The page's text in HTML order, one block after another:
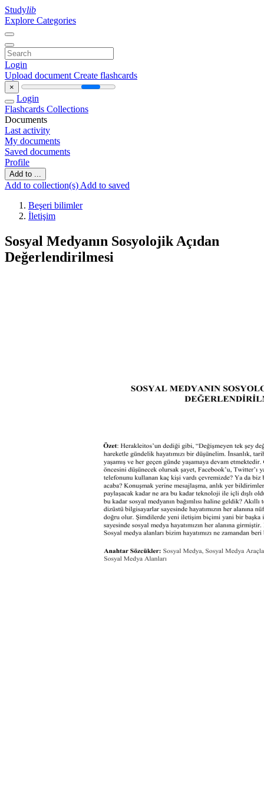
Studylib
Explore Categories
Login
Upload document Create flashcards
×
Login
Flashcards Collections
Documents
Last activity
My documents
Saved documents
Profile
Add to ...
Add to collection(s) Add to saved
Beşeri bilimler
İletişim
Sosyal Medyanın Sosyolojik Açıdan
Değerlendirilmesi